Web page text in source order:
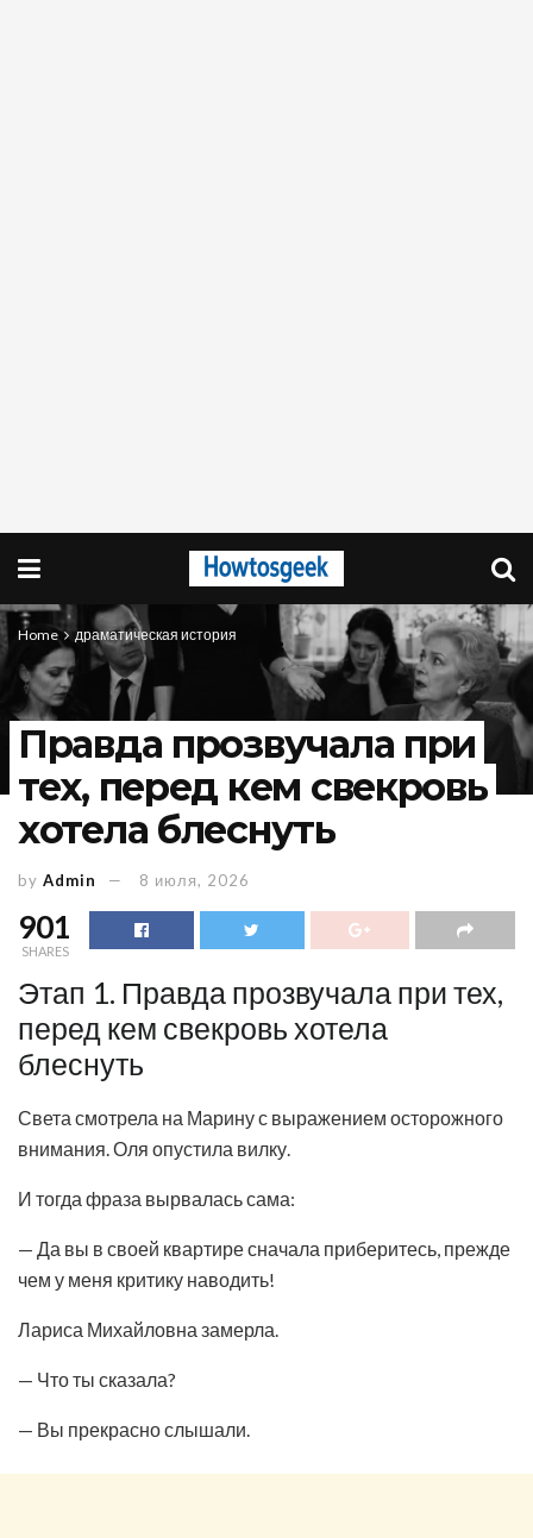
Home драматическая история
Правда прозвучала при
тех, перед кем свекровь
хотела блеснуть
by Admin 8 июля, 2026
901
SHARES
Этап 1. Правда прозвучала при тех,
перед кем свекровь хотела
блеснуть
Света смотрела на Марину с выражением осторожного
внимания. Оля опустила вилку.
И тогда фраза вырвалась сама:
— Да вы в своей квартире сначала приберитесь, прежде
чем у меня критику наводить!
Лариса Михайловна замерла.
— Что ты сказала?
— Вы прекрасно слышали.